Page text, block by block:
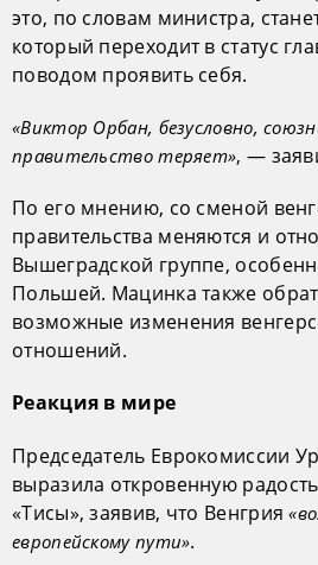
это, по словам министра,
который переходит в статус
поводом проявить себя.
«Виктор Орбан, безусловно,
правительство теряет», —
По его мнению, со сменой
правительства меняются и
Вышеградской группе,
Польшей. Мацинка также
возможные изменения
отношений.
Реакция в мире
Председатель Еврокомиссии
выразила откровенную
«Тисы», заявив, что Венгрия
европейскому пути».